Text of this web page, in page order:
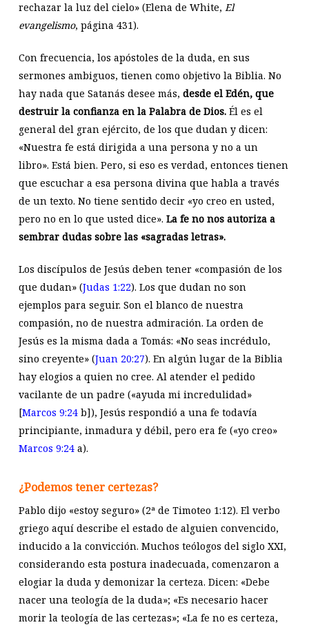
rechazar la luz del cielo» (Elena de White, El
evangelismo, página 431).
Con frecuencia, los apóstoles de la duda, en sus
sermones ambiguos, tienen como objetivo la Biblia. No
hay nada que Satanás desee más, desde el Edén, que
destruir la confianza en la Palabra de Dios.Él es el
general del gran ejército, de los que dudan y dicen:
«Nuestra fe está dirigida a una persona y no a un
libro». Está bien. Pero, si eso es verdad, entonces tienen
que escuchar a esa persona divina que habla a través
de un texto. No tiene sentido decir «yo creo en usted,
pero no en lo que usted dice». La fe no nos autoriza a
sembrar dudas sobre las «sagradas letras».
Los discípulos de Jesús deben tener «compasión de los
que dudan» (Judas 1:22). Los que dudan no son
ejemplos para seguir. Son el blanco de nuestra
compasión, no de nuestra admiración. La orden de
Jesús es la misma dada a Tomás: «No seas incrédulo,
sino creyente» (Juan 20:27). En algún lugar de la Biblia
hay elogios a quien no cree. Al atender el pedido
vacilante de un padre («ayuda mi incredulidad»
[Marcos 9:24b]), Jesús respondió a una fe todavía
principiante, inmadura y débil, pero era fe («yo creo»
Marcos 9:24a).
¿Podemos tener certezas?
Pablo dijo «estoy seguro» (2ª de Timoteo 1:12). El verbo
griego aquí describe el estado de alguien convencido,
inducido a la convicción. Muchos teólogos del siglo XXI,
considerando esta postura inadecuada, comenzaron a
elogiar la duda y demonizar la certeza. Dicen: «Debe
nacer una teología de la duda»; «Es necesario hacer
morir la teología de las certezas»; «La fe no es certeza,